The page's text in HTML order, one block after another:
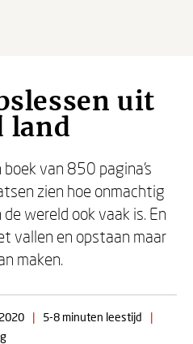
uit
land
boek van 850 pagina's
zien hoe onmachtig
wereld ook vaak is. En
vallen en opstaan maar
maken.
| 5-8 minuten leestijd
|